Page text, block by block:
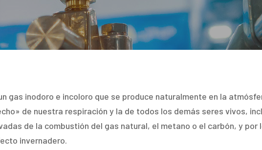
gas inodoro e incoloro que se produce naturalmente en la
de nuestra respiración y la de todos los demás seres vivos,
de la combustión del gas natural, el metano o el carbón, y
invernadero.